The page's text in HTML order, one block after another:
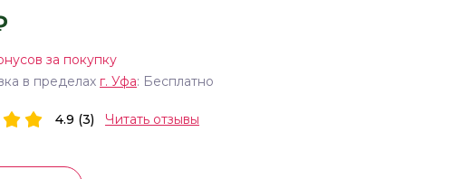
за покупку
в пределах г. Уфа: Бесплатно
4.9 (3) Читать отзывы